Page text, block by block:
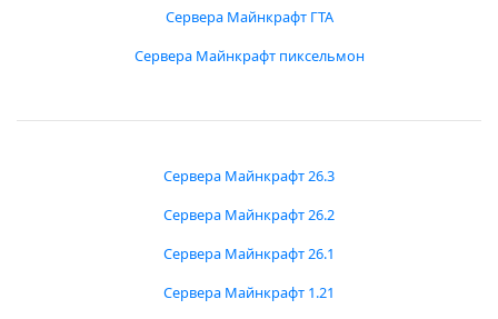
Сервера Майнкрафт ГТА
Сервера Майнкрафт пиксельмон
Сервера Майнкрафт 26.3
Сервера Майнкрафт 26.2
Сервера Майнкрафт 26.1
Сервера Майнкрафт 1.21